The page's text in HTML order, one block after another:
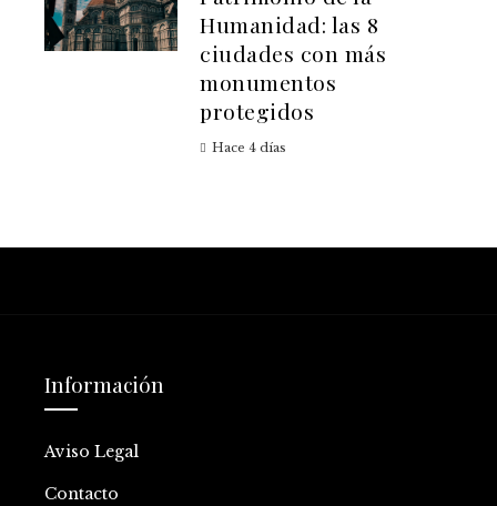
Humanidad: las 8
ciudades con más
monumentos
protegidos
Hace 4 días
Información
Aviso Legal
Contacto